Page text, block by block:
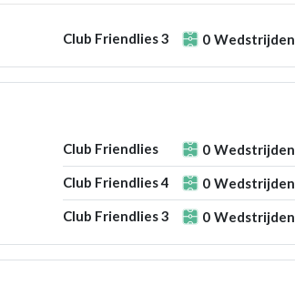
Club Friendlies 3 0 Wedstrijden
Club Friendlies 0 Wedstrijden
Club Friendlies 4 0 Wedstrijden
Club Friendlies 3 0 Wedstrijden